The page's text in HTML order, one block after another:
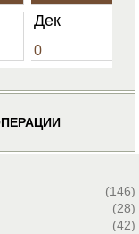
Дек
0
(146)
(28)
(42)